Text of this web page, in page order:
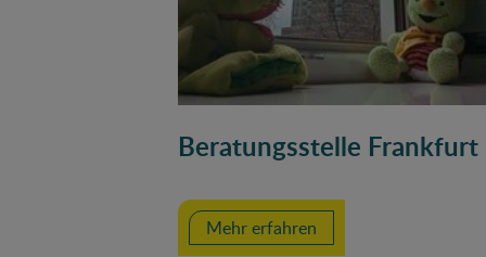
Beratungsstelle Frankfurt
Mehr erfahren